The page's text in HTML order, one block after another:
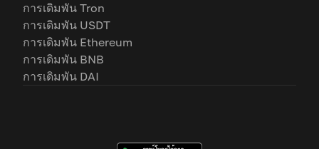
การเดิมพัน Tron
การเดิมพัน USDT
การเดิมพัน Ethereum
การเดิมพัน BNB
การเดิมพัน DAI